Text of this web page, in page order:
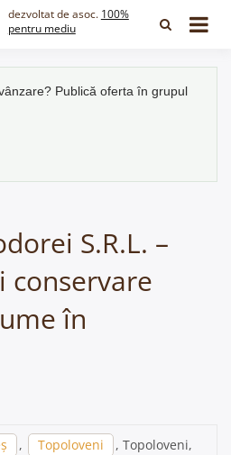
dezvoltat de asoc. 100%
pentru mediu
Publică oferta în grupul
S.R.L. –
conservare
în
, Topoloveni
, Topoloveni,